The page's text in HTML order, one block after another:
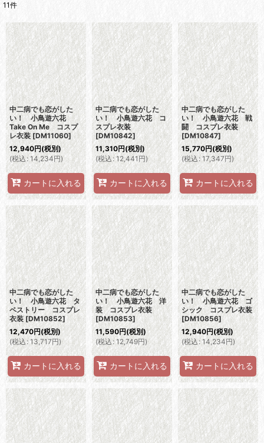
並び順:
絞り込む
11件
中二病でも恋がした
い！ 小鳥遊六花
Take On Me コスプ
レ衣装 [DM11060]
12,940円(税別)
(税込: 14,234円)
カートに入れる
中二病でも恋がした
い！ 小鳥遊六花 コ
スプレ衣装
[DM10842]
11,310円(税別)
(税込: 12,441円)
カートに入れる
中二病でも恋がした
い！ 小鳥遊六花 戦
闘 コスプレ衣装
[DM10847]
15,770円(税別)
(税込: 17,347円)
カートに入れる
中二病でも恋がした
い！ 小鳥遊六花 タ
ペストリー コスプレ
衣装 [DM10852]
12,470円(税別)
(税込 : 13,717円)
カートに入れる
中二病でも恋がした
い！ 小鳥遊六花 洋
装 コスプレ衣装
[DM10853]
11,590円(税別)
(税込: 12,749円)
カートに入れる
中二病でも恋がした
い！ 小鳥遊六花 ゴ
シック コスプレ衣装
[DM10856]
12,940円(税別)
(税込 : 14,234円)
カートに入れる